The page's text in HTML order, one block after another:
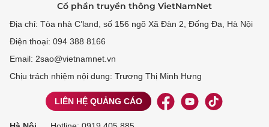
Cổ phần truyền thông VietNamNet
Địa chỉ: Tòa nhà C’land, số 156 ngõ Xã Đàn 2, Đống Đa, Hà Nội
Điện thoại: 094 388 8166
Email: 2sao@vietnamnet.vn
Chịu trách nhiệm nội dung: Trương Thị Minh Hưng
LIÊN HỆ QUẢNG CÁO